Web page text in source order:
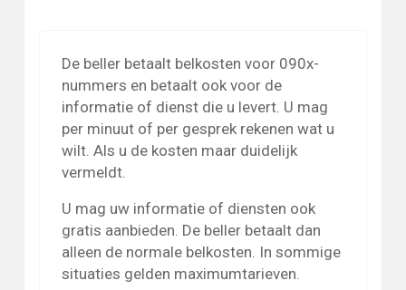
De beller betaalt belkosten voor 090x-
nummers en betaalt ook voor de
informatie of dienst die u levert. U mag
per minuut of per gesprek rekenen wat u
wilt. Als u de kosten maar duidelijk
vermeldt.
U mag uw informatie of diensten ook
gratis aanbieden. De beller betaalt dan
alleen de normale belkosten. In sommige
situaties gelden maximumtarieven.